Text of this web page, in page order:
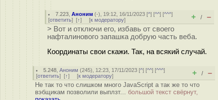
7.223 ,Аноним (-), 19:12, 16/11/2023 [^] [^^] [^^^]
[ответить] [↑] [к модератору] + / –
> Вот и отключи его, избавь от своего
нафталинового запашка добрую часть веба.
Координаты свои скажи. Так, на всякий случай.
5.248 ,Аноним (245), 12:23, 17/11/2023 [^] [^^] [^^^]
[ответить] [↑] [к модератору] + / –
Не так то что слишком много JavaScript а так же то что
вэбщикам позволили выплзт... большой текст свёрнут,